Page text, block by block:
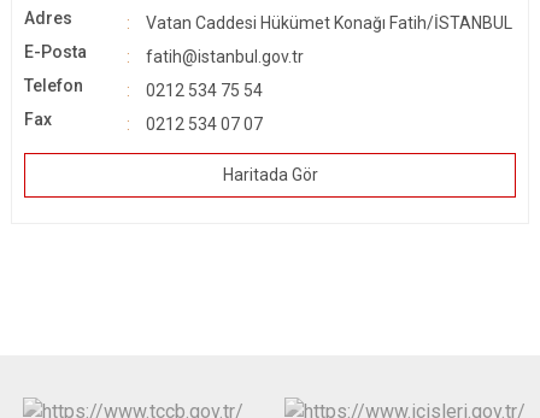
Adres
Vatan Caddesi Hükümet Konağı Fatih/İSTANBUL
E-Posta
fatih@istanbul.gov.tr
Telefon
0212 534 75 54
Fax
0212 534 07 07
Haritada Gör